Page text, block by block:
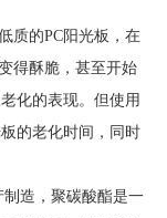
质的PC阳光板，在
得酥脆，甚至开始
化的表现。但使用
的老化时间，同时
制造，聚碳酸酯是一